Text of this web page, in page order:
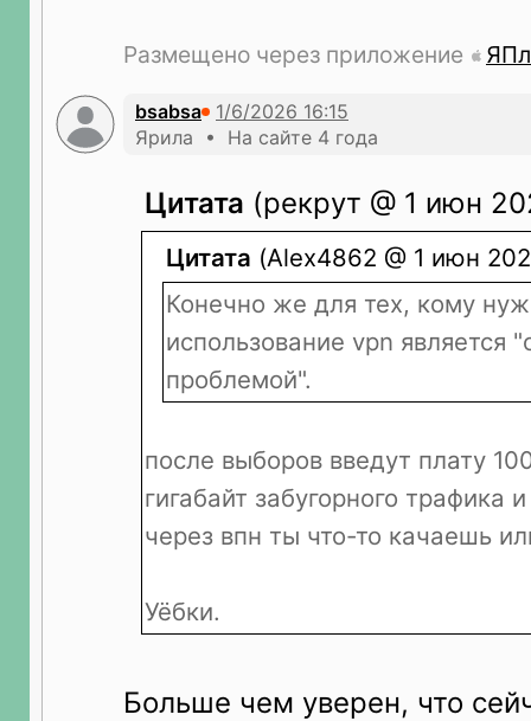
Размещено через приложение
bsabsa
Ярила • На сайте 4 года
Цитата (рекрут @ 1 июн
Цитата (Alex4862 @ 1 июн
Конечно же для тех, кому
использование vpn является
проблемой".
после выборов введут плату
гигабайт забугорного трафика
через впн ты что-то качаешь
Уёбки.
Больше чем уверен, что